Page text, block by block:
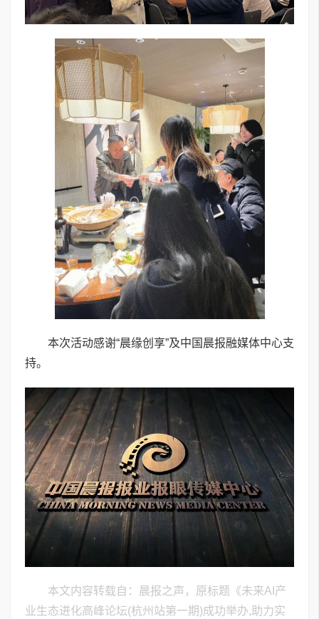
本次活动感谢“晨缘创享”及中国晨报融媒体中心支
持。
本文内容转载自：晨报之声，原标题《未来AI产
业生态进化高峰论坛(杭州站第一期)成功举办,助力实